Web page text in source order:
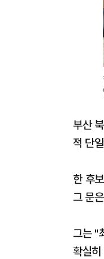
부산
적 단
한 후
그 문
그는 "
확실히